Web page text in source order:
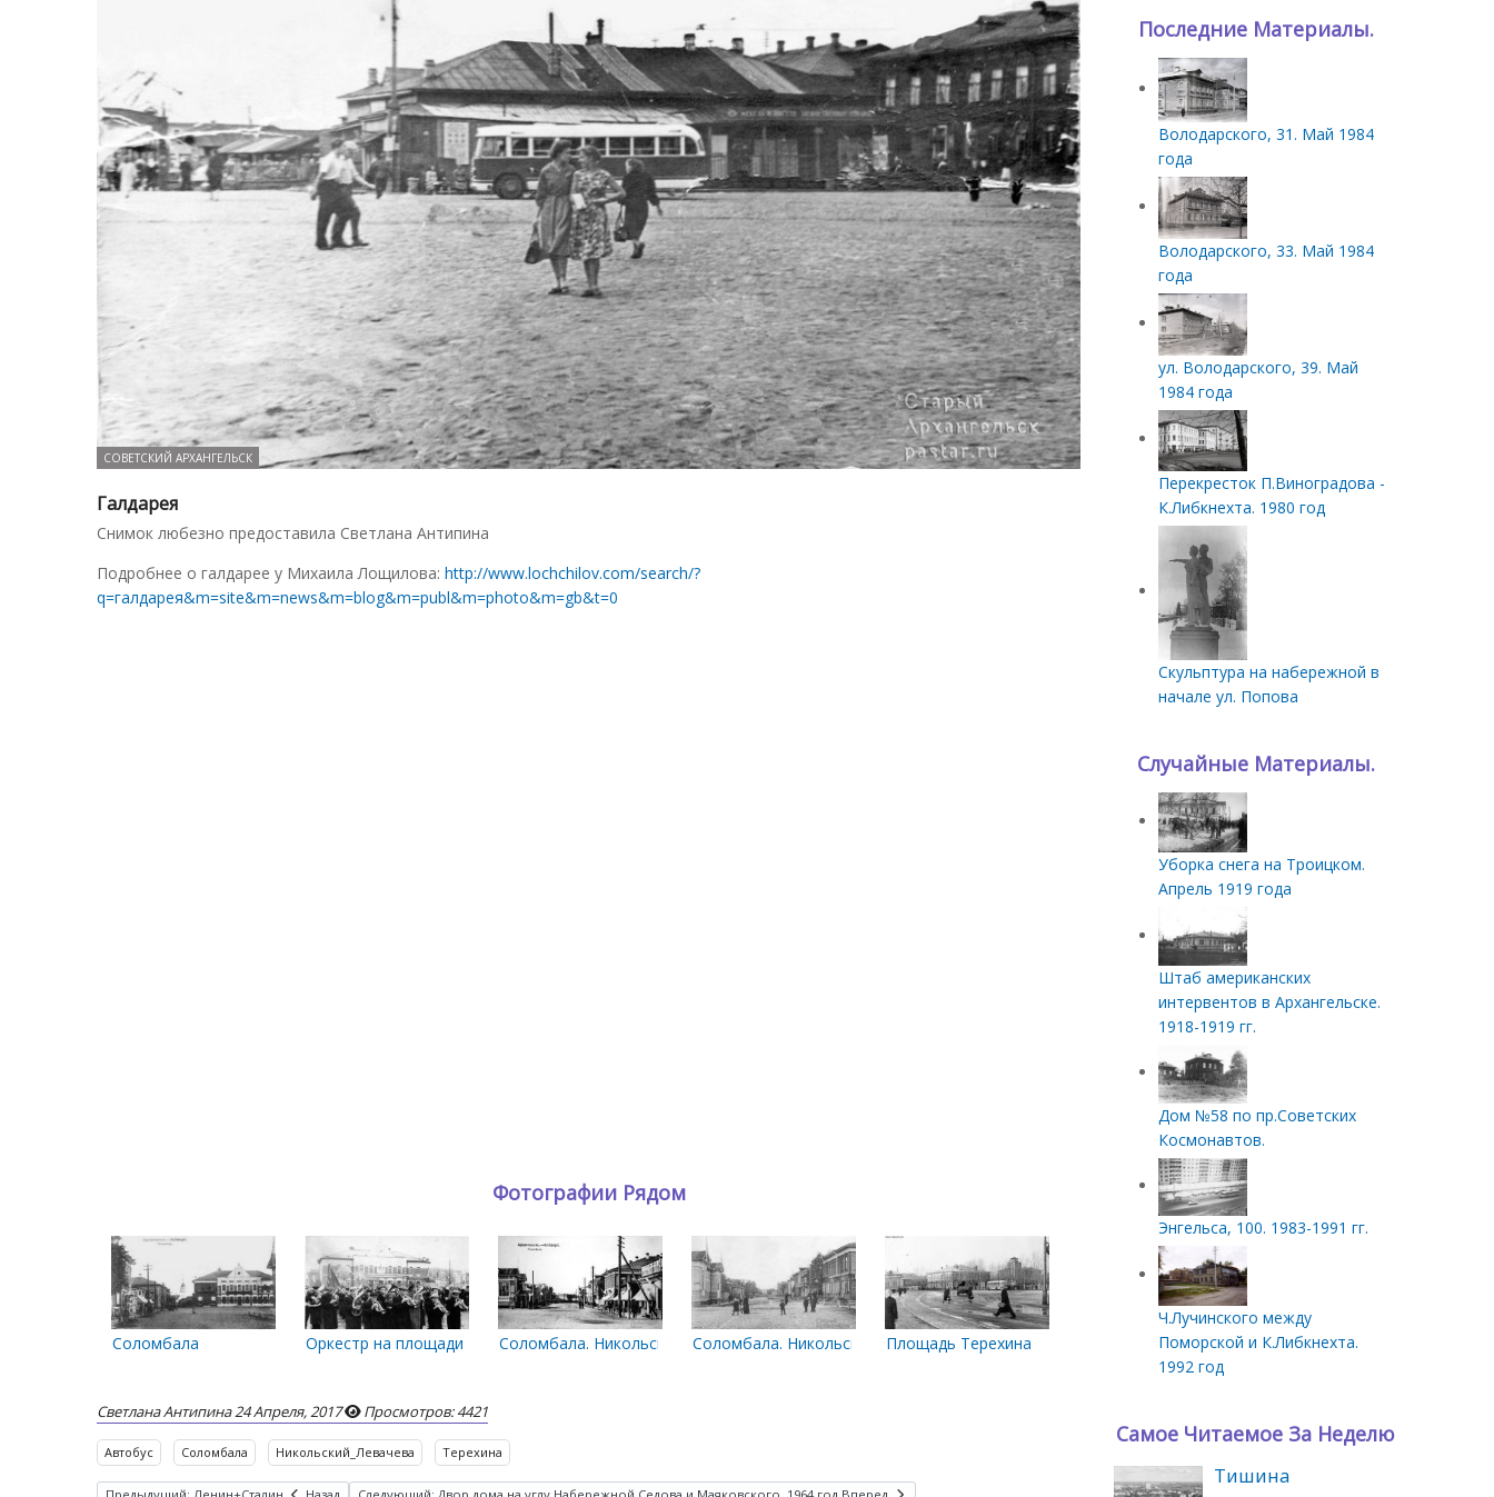
СОВЕТСКИЙ АРХАНГЕЛЬСК
Галдарея
Снимок любезно предоставила Светлана Антипина
Подробнее о галдарее у Михаила Лощилова: http://www.lochchilov.com/search/?
q=галдарея&m=site&m=news&m=blog&m=publ&m=photo&m=gb&t=0
Фотографии Рядом
Соломбала Оркестр на площади Терехина.Соломбала. Никольский пр.Соломбала. Никольский пр.Площадь Терехина
Светлана Антипина24 Апреля, 2017 Просмотров: 4421
Автобус Соломбала Никольский_Левачева Терехина
Последние Материалы.
Володарского, 31. Май 1984
года
Володарского, 33. Май 1984
года
ул. Володарского, 39. Май
1984 года
Перекресток П.Виноградова -
К.Либкнехта. 1980 год
Скульптура на набережной в
начале ул. Попова
Случайные Материалы.
Уборка снега на Троицком.
Апрель 1919 года
Штаб американских
интервентов в Архангельске.
1918-1919 гг.
Дом №58 по пр.Советских
Космонавтов.
Энгельса, 100. 1983-1991 гг.
Ч.Лучинского между
Поморской и К.Либкнехта.
1992 год
Самое Читаемое За Неделю
Тишина